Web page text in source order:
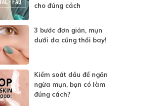
cho đúng cách
3 bước đơn giản, mụn
dưới da cũng thổi bay!
Kiểm soát dầu để ngăn
ngừa mụn, bạn có làm
đúng cách?